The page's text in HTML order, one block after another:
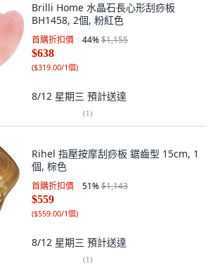
Brilli Home 水晶石長心形刮痧板
BH1458, 2個, 粉紅色
首購折扣價 44%$1,155
$638
($319.00/1個)
8/12 星期三 預計送達
(1)
Rihel 指壓按摩刮痧板 鋸齒型 15cm, 1
個, 棕色
首購折扣價 51%$1,143
$559
($559.00/1個)
8/12 星期三 預計送達
(1)